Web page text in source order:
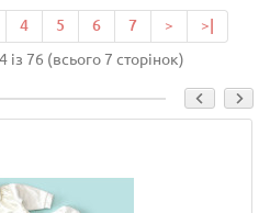
4 5 6 7 >
>|
із 76 (всього 7 сторінок)